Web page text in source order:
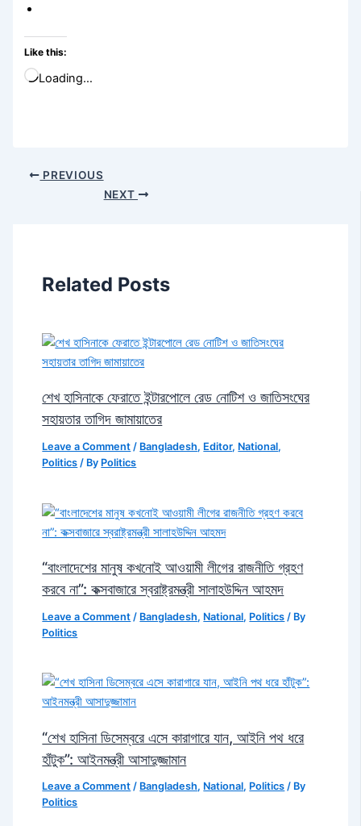
Like this:
Loading…
PREVIOUS
NEXT
Related Posts
শেখ হাসিনাকে ফেরাতে ইন্টারপোলে রেড নোটিশ ও জাতিসংঘের
সহায়তার তাগিদ জামায়াতের
Leave a Comment / Bangladesh, Editor, National,
Politics / By Politics
“বাংলাদেশের মানুষ কখনোই আওয়ামী লীগের রাজনীতি গ্রহণ
করবে না”: কক্সবাজারে স্বরাষ্ট্রমন্ত্রী সালাহউদ্দিন আহমদ
Leave a Comment / Bangladesh, National, Politics / By
Politics
“শেখ হাসিনা ডিসেম্বরে এসে কারাগারে যান, আইনি পথ ধরে
হাঁটুক”: আইনমন্ত্রী আসাদুজ্জামান
Leave a Comment / Bangladesh, National, Politics / By
Politics